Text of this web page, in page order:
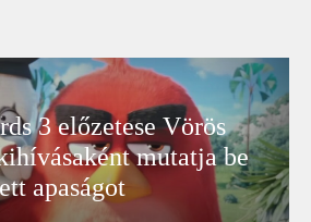
3 előzetese Vörös
mutatja be
apaságot